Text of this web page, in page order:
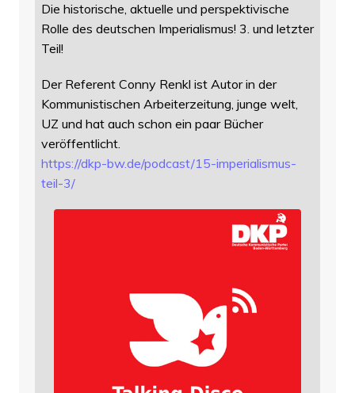
Die historische, aktuelle und perspektivische
Rolle des deutschen Imperialismus! 3. und letzter
Teil!
Der Referent Conny Renkl ist Autor in der
Kommunistischen Arbeiterzeitung, junge welt,
UZ und hat auch schon ein paar Bücher
veröffentlicht.
https://dkp-bw.de/podcast/15-imperialismus-
teil-3/